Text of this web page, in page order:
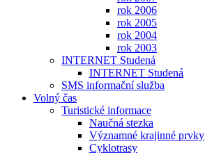
rok 2006
rok 2005
rok 2004
rok 2003
INTERNET Studená
INTERNET Studená
SMS informační služba
Volný čas
Turistické informace
Naučná stezka
Významné krajinné prvky
Cyklotrasy